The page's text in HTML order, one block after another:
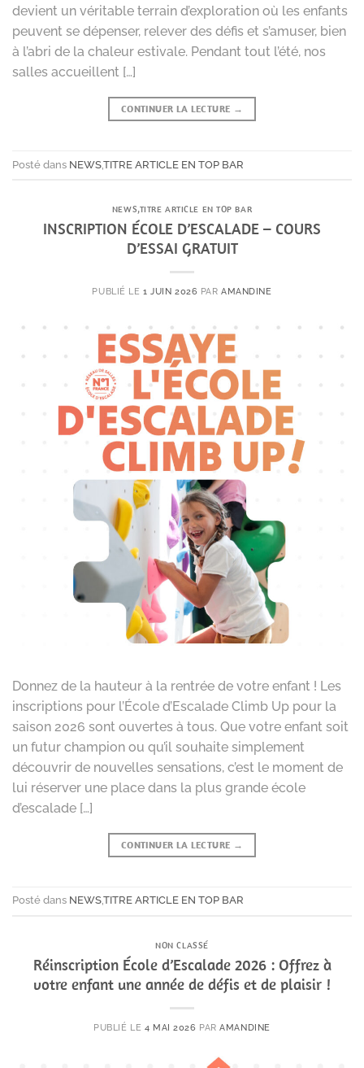
devient un véritable terrain d’exploration où les enfants
peuvent se dépenser, relever des défis et s’amuser, bien
à l’abri de la chaleur estivale. Pendant tout l’été, nos
salles accueillent […]
CONTINUER LA LECTURE →
Posté dans NEWSTITRE ARTICLE EN TOP BAR
NEWS,TITRE ARTICLE EN TOP BAR
INSCRIPTION ÉCOLE D’ESCALADE – COURS
D’ESSAI GRATUIT
PUBLIÉ LE1 JUIN 2026 PARAMANDINE
Donnez de la hauteur à la rentrée de votre enfant ! Les
inscriptions pour l’École d’Escalade Climb Up pour la
saison 2026 sont ouvertes à tous. Que votre enfant soit
un futur champion ou qu’il souhaite simplement
découvrir de nouvelles sensations, c’est le moment de
lui réserver une place dans la plus grande école
d’escalade […]
CONTINUER LA LECTURE →
Posté dans NEWS,TITRE ARTICLE EN TOP BAR
NON CLASSÉ
Réinscription École d’Escalade 2026 : Offrez à
votre enfant une année de défis et de plaisir !
PUBLIÉ LE 4 MAI 2026 PARAMANDINE